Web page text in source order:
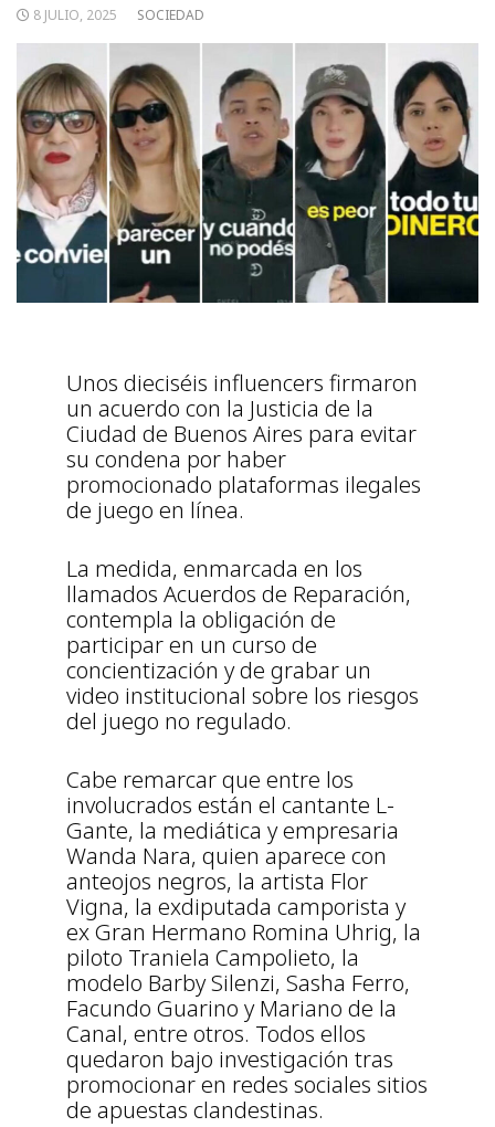
8 JULIO, 2025 SOCIEDAD
Unos dieciséis influencers firmaron
un acuerdo con la Justicia de la
Ciudad de Buenos Aires para evitar
su condena por haber
promocionado plataformas ilegales
de juego en línea.
La medida, enmarcada en los
llamados Acuerdos de Reparación,
contempla la obligación de
participar en un curso de
concientización y de grabar un
video institucional sobre los riesgos
del juego no regulado.
Cabe remarcar que entre los
involucrados están el cantante L-
Gante, la mediática y empresaria
Wanda Nara, quien aparece con
anteojos negros, la artista Flor
Vigna, la exdiputada camporista y
ex Gran Hermano Romina Uhrig, la
piloto Traniela Campolieto, la
modelo Barby Silenzi, Sasha Ferro,
Facundo Guarino y Mariano de la
Canal, entre otros. Todos ellos
quedaron bajo investigación tras
promocionar en redes sociales sitios
de apuestas clandestinas.